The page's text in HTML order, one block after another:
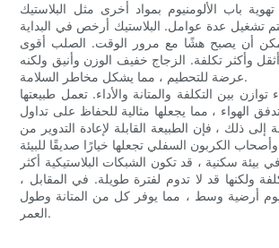
باب الألومنيوم بمواد أخرى مثل البلاستيك
تشغيل عدة عوامل. البلاستيك أرخص في البداية
أن يصبح هشًا مع مرور الوقت. الصلب أقوى
وأكثر تكلفة. الزجاج خفيف الوزن وأنيق ولكنه
عرضة للتحطيم ، مما يشكل مخاطر السلامة.
توازن بين التكلفة والمتانة والأداء. تعمل طبيعتها
الهواء ، مما يجعلها مثالية للحفاظ على تداول
إلى ذلك ، فإن الطبيعة القابلة لإعادة التدوير من
بيئة سكنية ، قد تكون الشبكات البلاستيكية أكثر
ولكنها قد لا تدوم لفترة طويلة. في المقابل ،
أرضية وسط ، مما يوفر كل من المتانة وطول
العمر.